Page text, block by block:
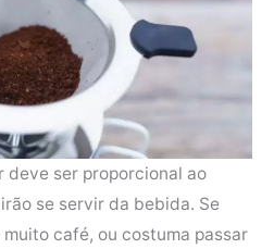
deve ser proporcional ao
se servir da bebida. Se
café, ou costuma passar